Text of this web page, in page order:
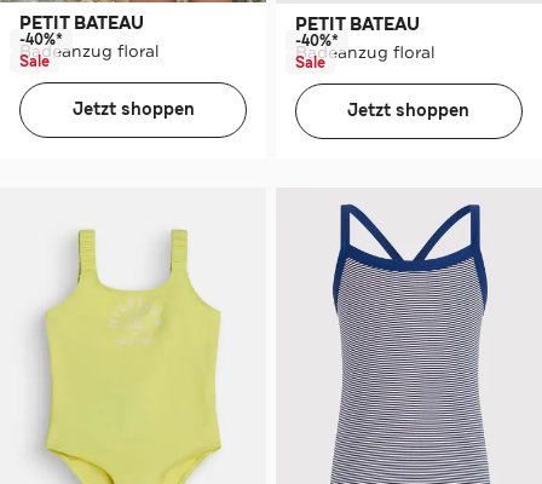
PETIT BATEAU
Badeanzug floral
-40%*
Sale
Jetzt shoppen
PETIT BATEAU
Badeanzug floral
-40%*
Sale
Jetzt shoppen